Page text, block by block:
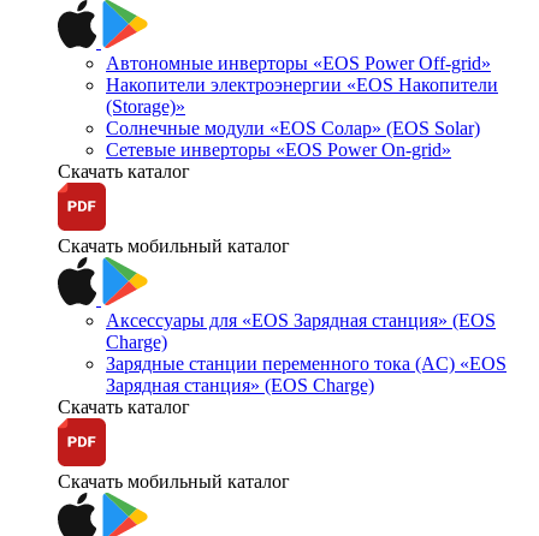
Автономные инверторы «EOS Power Off-grid»
Накопители электроэнергии «EOS Накопители
(Storage)»
Солнечные модули «EOS Солар» (EOS Solar)
Сетевые инверторы «EOS Power On-grid»
Скачать каталог
Скачать мобильный каталог
Аксессуары для «EOS Зарядная станция» (EOS
Charge)
Зарядные станции переменного тока (AC) «EOS
Зарядная станция» (EOS Charge)
Скачать каталог
Скачать мобильный каталог